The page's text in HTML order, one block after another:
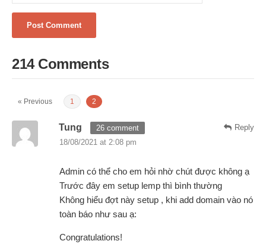
214 Comments
« Previous 1 2
Reply
Tung
26 comment
18/08/2021 at 2:08 pm
Admin có thể cho em hỏi nhờ chút được không ạ
Trước đây em setup lemp thì bình thường
Không hiểu đợt này setup , khi add domain vào nó
toàn báo như sau ạ:
Congratulations!